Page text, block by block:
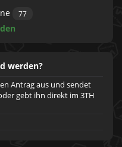
77
werden?
Antrag aus und sendet
gebt ihn direkt im 3TH